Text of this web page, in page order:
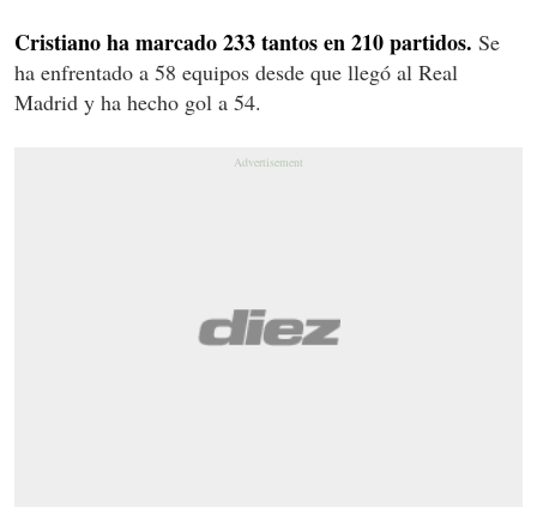
Cristiano ha marcado 233 tantos en 210 partidos. Se
ha enfrentado a 58 equipos desde que llegó al Real
Madrid y ha hecho gol a 54.